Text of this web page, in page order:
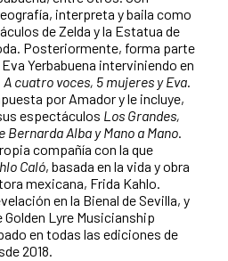
interpreta y baila como
de Zelda y la Estatua de
Posteriormente, forma parte
Yerbabuena interviniendo en
A cuatro voces, 5 mujeres y Eva.
por Amador y le incluye,
espectáculos Los Grandes,
Bernarda Alba y Mano a Mano.
compañía con la que
Caló, basada en la vida y obra
mexicana, Frida Kahlo.
en la Bienal de Sevilla, y
Golden Lyre Musicianship
en todas las ediciones de
2018.